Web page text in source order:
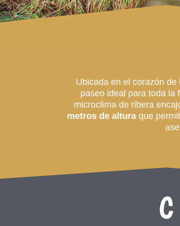
Ubicada en el corazón de
paseo ideal para toda la
microclima de ribera
metros de alturaque